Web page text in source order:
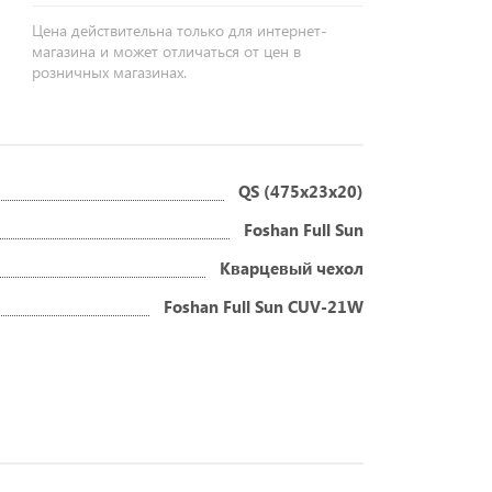
Цена действительна только для интернет-
магазина и может отличаться от цен в
розничных магазинах.
QS (475x23x20)
Foshan Full Sun
Кварцевый чехол
Foshan Full Sun CUV-21W